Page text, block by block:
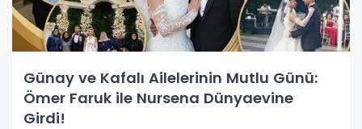
Günay ve Kafalı Ailelerinin Mutlu Günü:
Ömer Faruk ile Nursena Dünyaevine
Girdi!